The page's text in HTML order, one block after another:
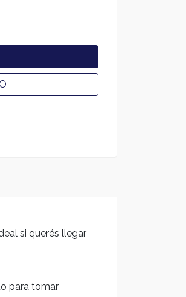
si querés llegar
para tomar